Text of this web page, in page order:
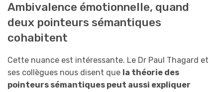
Ambivalence émotionnelle, quand
deux pointeurs sémantiques
cohabitent
Cette nuance est intéressante. Le Dr Paul Thagard et
ses collègues nous disent que la théorie des
pointeurs sémantiques peut aussi expliquer